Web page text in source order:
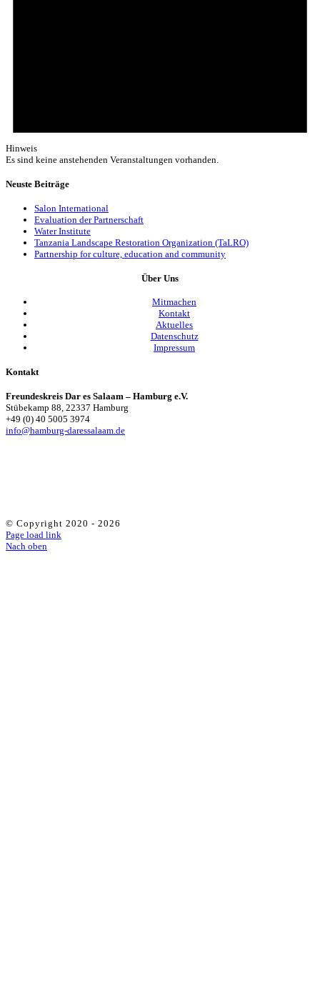
Hinweis
Es sind keine anstehenden Veranstaltungen vorhanden.
Neuste Beiträge
Salon International
Evaluation der Partnerschaft
Water Institute
Tanzania Landscape Restoration Organization (TaLRO)
Partnership for culture, education and community
Über Uns
Mitmachen
Kontakt
Aktuelles
Datenschutz
Impressum
Kontakt
Freundeskreis Dar es Salaam – Hamburg e.V.
Stübekamp 88, 22337 Hamburg
+49 (0) 40 5005 3974
info@hamburg-daressalaam.de
© Copyright 2020 - 2026
Page load link
Nach oben